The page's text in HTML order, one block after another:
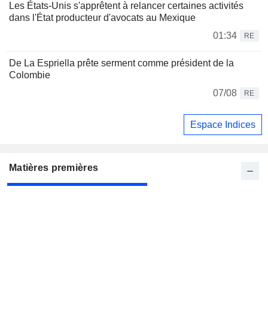
Les États-Unis s'apprêtent à relancer certaines activités
dans l'État producteur d'avocats au Mexique
01:34
RE
De La Espriella prête serment comme président de la
Colombie
07/08
RE
Espace Indices
Matières premières